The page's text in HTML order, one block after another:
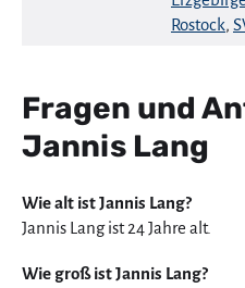
Rostock,
Fragen und
Jannis Lang
Wie alt ist Jannis Lang?
Jannis Lang ist 24 Jahre alt.
Wie groß ist Jannis Lang?